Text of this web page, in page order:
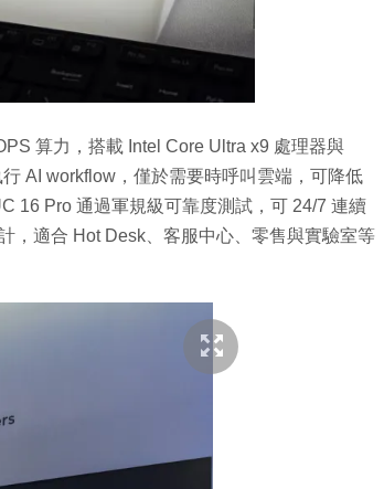
算力，搭載 Intel Core Ultra x9 處理器與
AI workflow，僅於需要時呼叫雲端，可降低
16 Pro 通過軍規級可靠度測試，可 24/7 連續
，適合 Hot Desk、客服中心、零售與實驗室等